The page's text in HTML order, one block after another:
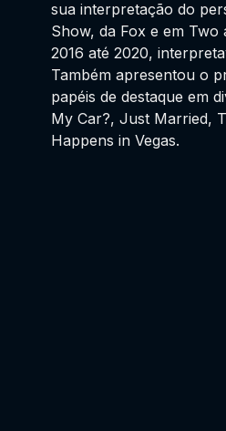
sua interpretação do
Show, da Fox e em
2016 até 2020,
Também apresentou o
papéis de destaque em
My Car?, Just Married,
Happens in Vegas.